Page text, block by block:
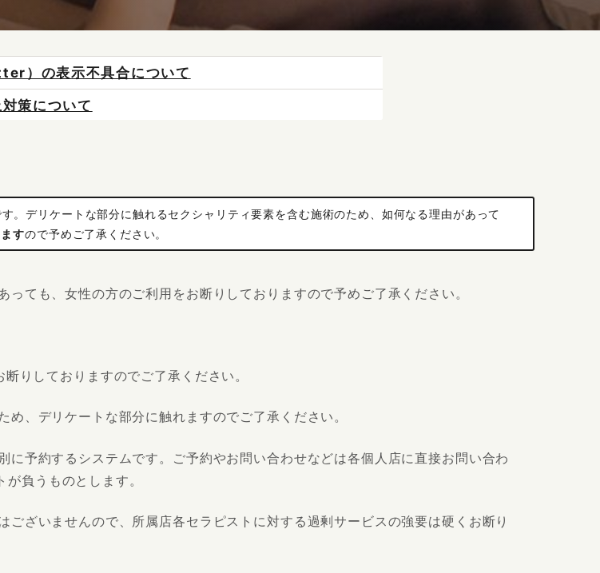
策について
へ直接お問い合わせください。
。デリケートな部分に触れるセクシャリティ要素を含む施術のため、如何なる理由があって
すので予めご了承ください。
ても、女性の方のご利用をお断りしておりますので予めご了承ください。
りしておりますのでご了承ください。
、デリケートな部分に触れますのでご了承ください。
予約するシステムです。ご予約やお問い合わせなどは各個人店に直接お問い合わ
負うものとします。
ざいませんので、所属店各セラピストに対する過剰サービスの強要は硬くお断り